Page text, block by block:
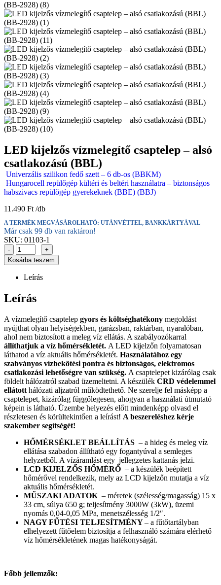
LED kijelzős vízmelegítő csaptelep – alsó
csatlakozású (BBL)
Univerzális szilikon fedő szett – 6 db-os (BBKM)
Hungarocell repülőgép kültéri és beltéri használatra – biztonságos
habszivacs repülőgép gyerekeknek (BBE) (BBJ)
11.490 Ft
A TERMÉK MEGVÁSÁROLHATÓ: UTÁNVÉTTEL, BANKKÁRTYÁVAL
Már csak 99 db van raktáron!
SKU: 01103-1
-
+
Kosárba teszem
Leírás
Leírás
A vízmelegítő csaptelep gyors és költséghatékony megoldást
nyújthat olyan helyiségekben, garázsban, raktárban, nyaralóban,
ahol nem biztosított a meleg víz ellátás. A szabályozókarral
állíthatjuk a víz hőmérsékletét. A LED kijelzőn folyamatosan
láthatod a víz aktuális hőmérsékletét. Használatához egy
szabványos vízbekötési pontra és biztonságos, elektromos
csatlakozási lehetőségre van szükség. A csaptelepet kizárólag csak
földelt hálózatról szabad üzemeltetni. A készülék CRD védelemmel
ellátott hálózati aljzatról működtethető. Ne szerelje fel másképp a
csaptelepet, kizárólag függőlegesen, ahogyan a használati útmutató
képein is látható. Üzembe helyezés előtt mindenképp olvasd el
részletesen és körültekintően a leírást! A beszereléshez kérje
szakember segítségét!
HŐMÉRSÉKLET BEÁLLÍTÁS – a hideg és meleg víz
ellátása szabadon állítható egy fogantyúval a semleges
helyzetből. A vízáramlást egy jellegzetes kattanás jelzi.
LCD KIJELZŐS HŐMÉRŐ – a készülék beépített
hőmérővel rendelkezik, mely az LCD kijelzőn mutatja a víz
aktuális hőmérsékletét.
MŰSZAKI ADATOK – méretek (szélesség/magasság) 15 x
33 cm, súlya 650 g; teljesítmény 3000W (3kW), üzemi
nyomás 0,04-0,05 MPa, menetszélesség 1/2″.
NAGY FŰTÉSI TELJESÍTMÉNY –a fűtőtartályban
elhelyezett fűtőelem biztosítja a felhasználó számára elérhető
víz hőmérsékletének magas hatékonyságát.
Főbb jellemzők: